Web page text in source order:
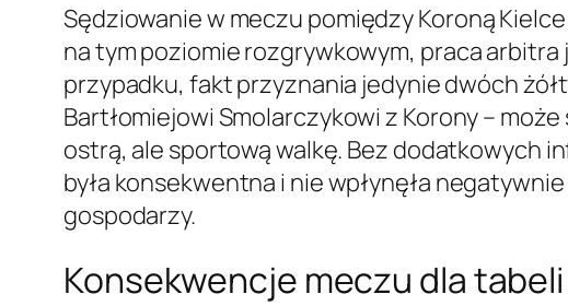
Sędziowanie w meczu pomiędzy Koroną
na tym poziomie rozgrywkowym, praca
przypadku, fakt przyznania jedynie dwóch
Bartłomiejowi Smolarczykowi z Korony –
ostrą, ale sportową walkę. Bez dodatkowych
była konsekwentna i nie wpłynęła
gospodarzy.
Konsekwencje meczu dla tabeli